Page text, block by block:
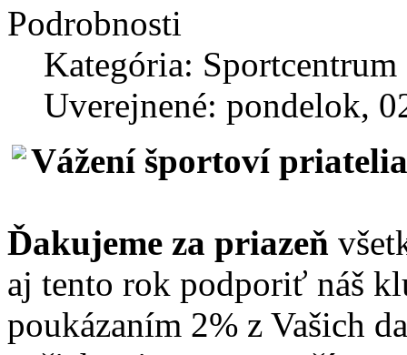
Podrobnosti
Kategória: Sportcentrum
Uverejnené: pondelok,
Vážení športoví
Ďakujeme za priazeň
aj tento rok podporiť náš
poukázaním 2% z Vašich